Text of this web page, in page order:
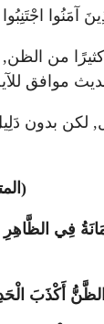
آمَنُوا
موافق
لكن
فِي
أَكْذَبَ